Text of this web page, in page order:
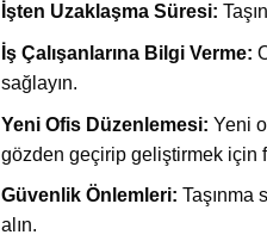
İşten Uzaklaşma Süresi:
İş Çalışanlarına Bilgi Verme:
sağlayın.
Yeni Ofis Düzenlemesi: Yeni
gözden geçirip geliştirmek için
Güvenlik Önlemleri: Taşınma
alın.